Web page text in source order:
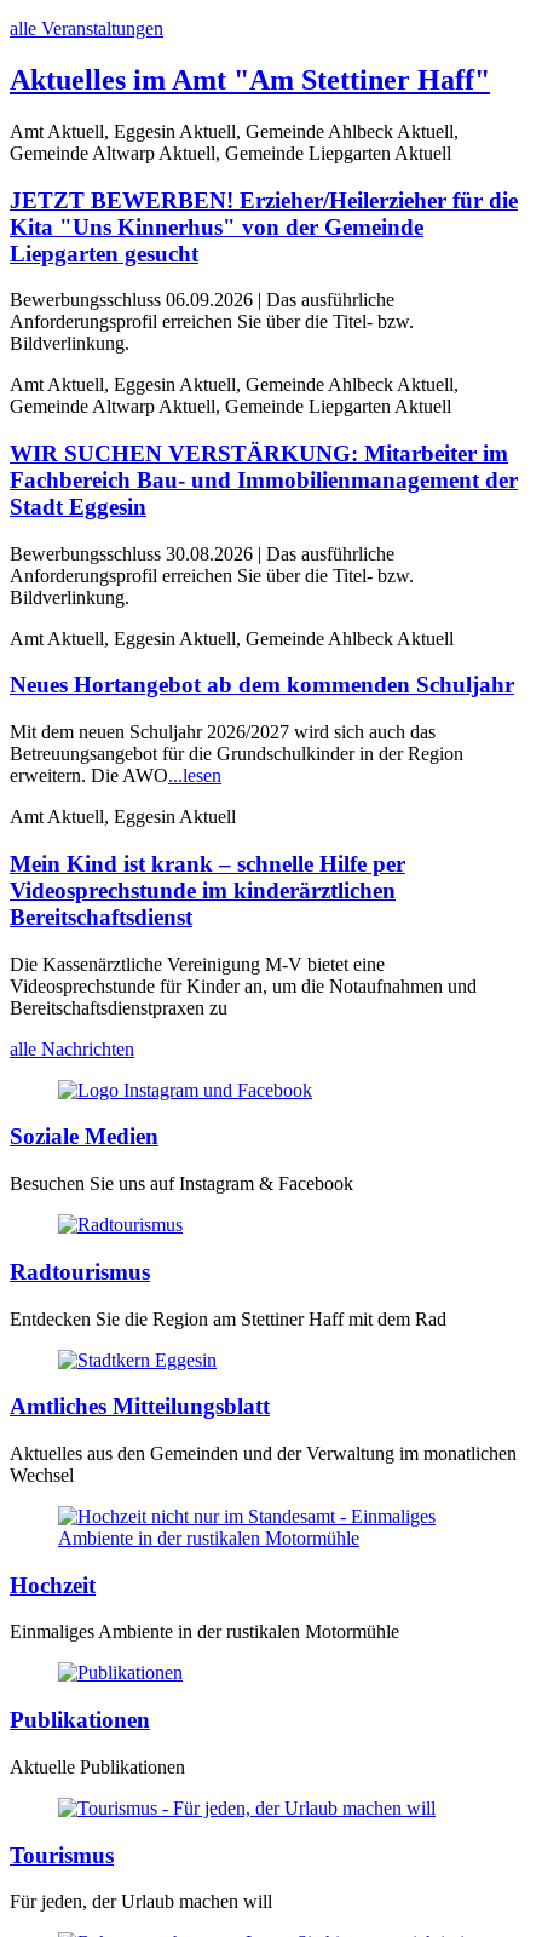
alle Veranstaltungen
Aktuelles im Amt "Am Stettiner Haff"
Amt Aktuell, Eggesin Aktuell, Gemeinde Ahlbeck Aktuell,
Gemeinde Altwarp Aktuell, Gemeinde Liepgarten Aktuell
JETZT BEWERBEN! Erzieher/Heilerzieher für die
Kita "Uns Kinnerhus" von der Gemeinde
Liepgarten gesucht
Bewerbungsschluss 06.09.2026 | Das ausführliche
Anforderungsprofil erreichen Sie über die Titel- bzw.
Bildverlinkung.
Amt Aktuell, Eggesin Aktuell, Gemeinde Ahlbeck Aktuell,
Gemeinde Altwarp Aktuell, Gemeinde Liepgarten Aktuell
WIR SUCHEN VERSTÄRKUNG: Mitarbeiter im
Fachbereich Bau- und Immobilienmanagement der
Stadt Eggesin
Bewerbungsschluss 30.08.2026 | Das ausführliche
Anforderungsprofil erreichen Sie über die Titel- bzw.
Bildverlinkung.
Amt Aktuell, Eggesin Aktuell, Gemeinde Ahlbeck Aktuell
Neues Hortangebot ab dem kommenden Schuljahr
Mit dem neuen Schuljahr 2026/2027 wird sich auch das
Betreuungsangebot für die Grundschulkinder in der Region
erweitern. Die AWO...lesen
Amt Aktuell, Eggesin Aktuell
Mein Kind ist krank – schnelle Hilfe per
Videosprechstunde im kinderärztlichen
Bereitschaftsdienst
Die Kassenärztliche Vereinigung M-V bietet eine
Videosprechstunde für Kinder an, um die Notaufnahmen und
Bereitschaftsdienstpraxen zu
alle Nachrichten
Soziale Medien
Besuchen Sie uns auf Instagram & Facebook
Radtourismus
Entdecken Sie die Region am Stettiner Haff mit dem Rad
Amtliches Mitteilungsblatt
Aktuelles aus den Gemeinden und der Verwaltung im monatlichen
Wechsel
Hochzeit
Einmaliges Ambiente in der rustikalen Motormühle
Publikationen
Aktuelle Publikationen
Tourismus
Für jeden, der Urlaub machen will